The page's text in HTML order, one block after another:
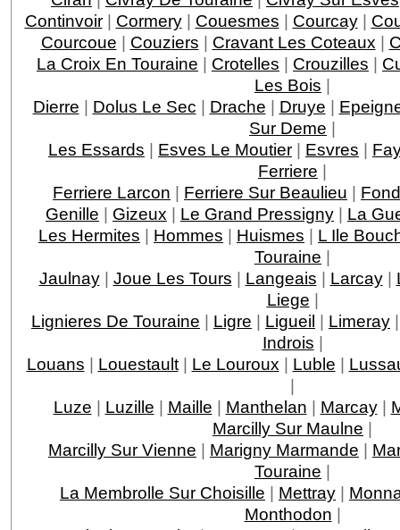
Continvoir| Cormery| Couesmes | Courcay|
Courcoue | Couziers | Cravant Les Coteaux |
La Croix En Touraine | Crotelles | Crouzilles |
Les Bois |
Dierre | Dolus Le Sec | Drache | Druye |
Sur Deme |
Les Essards | Esves Le Moutier | Esvres |
Ferriere |
Ferriere Larcon | Ferriere Sur Beaulieu |
Genille | Gizeux | Le Grand Pressigny | La
Les Hermites | Hommes | Huismes | L Ile
Touraine |
Jaulnay| Joue Les Tours | Langeais | Larcay|
Liege |
Lignieres De Touraine | Ligre | Ligueil | Limeray
Indrois |
Louans | Louestault| Le Louroux | Luble |
|
Luze | Luzille | Maille | Manthelan | Marcay|
Marcilly Sur Maulne |
Marcilly Sur Vienne | Marigny Marmande |
Touraine |
La Membrolle Sur Choisille | Mettray |
Monthodon |